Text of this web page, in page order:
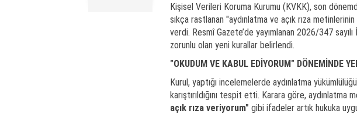
Kişisel Verileri Koruma Kurumu (KVKK), son
sıkça rastlanan "aydınlatma ve açık rıza
verdi. Resmî Gazete’de yayımlanan 2026/347
zorunlu olan yeni kurallar belirlendi.
"OKUDUM VE KABUL EDİYORUM" DÖNEMİNDE
Kurul, yaptığı incelemelerde aydınlatma
karıştırıldığını tespit etti. Karara göre, aydınlatma
açık rıza veriyorum" gibi ifadeler artık hukuka